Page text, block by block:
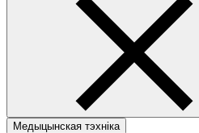
Медыцынская тэхніка